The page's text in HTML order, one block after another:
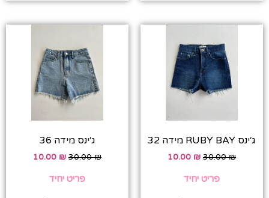
ג׳ינס RUBY BAY מידה 32
30.00₪
10.00 ₪
פריט יחיד
ג׳ינס מידה 36
30.00₪
10.00 ₪
פריט יחיד